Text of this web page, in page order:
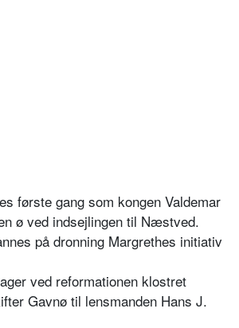
første gang som kongen Valdemar
ø ved indsejlingen til Næstved.
på dronning Margrethes initiativ
ved reformationen klostret
Gavnø til lensmanden Hans J.